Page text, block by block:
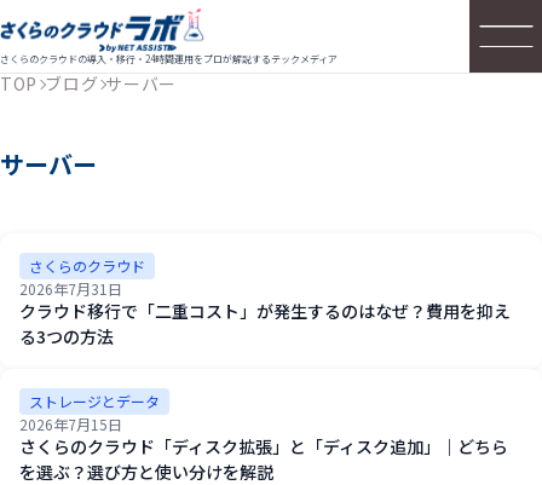
さくらのクラウドの導入・移行・24時間運用をプロが解説するテックメディア
TOP ブログ サーバー
サーバー
さくらのクラウド
2026年7月31日
クラウド移行で「二重コスト」が発生するのはなぜ？費用を抑え
る3つの方法
ストレージとデータ
2026年7月15日
さくらのクラウド「ディスク拡張」と「ディスク追加」｜どちら
を選ぶ？選び方と使い分けを解説